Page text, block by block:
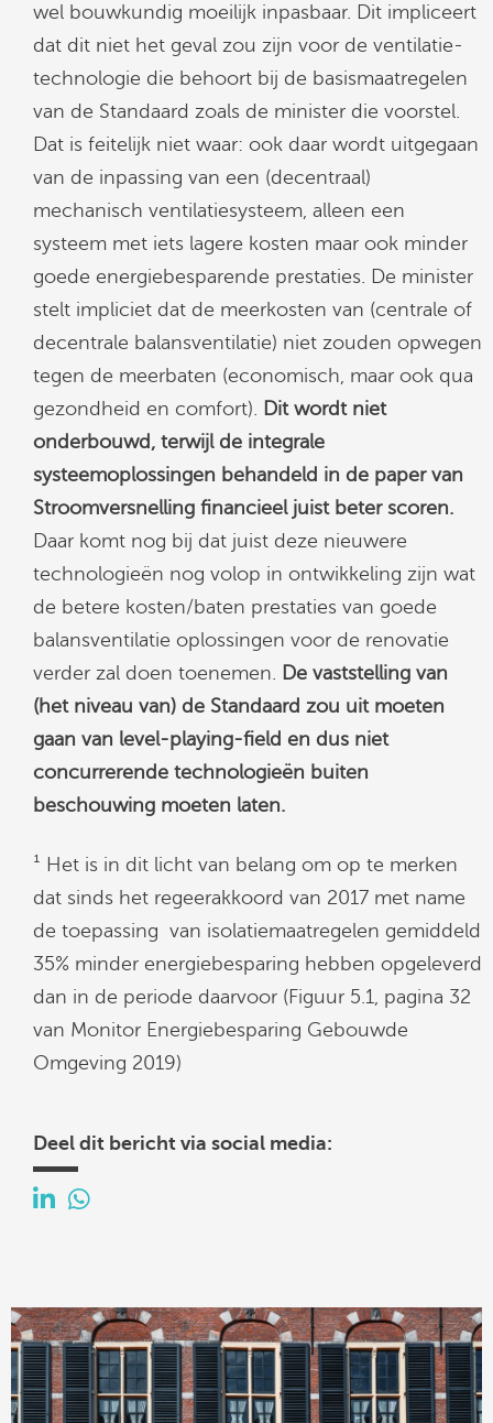
wel bouwkundig moeilijk inpasbaar. Dit impliceert
dat dit niet het geval zou zijn voor de ventilatie-
technologie die behoort bij de basismaatregelen
van de Standaard zoals de minister die voorstel.
Dat is feitelijk niet waar: ook daar wordt uitgegaan
van de inpassing van een (decentraal)
mechanisch ventilatiesysteem, alleen een
systeem met iets lagere kosten maar ook minder
goede energiebesparende prestaties. De minister
stelt impliciet dat de meerkosten van (centrale of
decentrale balansventilatie) niet zouden opwegen
tegen de meerbaten (economisch, maar ook qua
gezondheid en comfort). Dit wordt niet
onderbouwd, terwijl de integrale
systeemoplossingen behandeld in de paper van
Stroomversnelling financieel juist beter scoren.
Daar komt nog bij dat juist deze nieuwere
technologieën nog volop in ontwikkeling zijn wat
de betere kosten/baten prestaties van goede
balansventilatie oplossingen voor de renovatie
verder zal doen toenemen. De vaststelling van
(het niveau van) de Standaard zou uit moeten
gaan van level-playing-field en dus niet
concurrerende technologieën buiten
beschouwing moeten laten.
¹ Het is in dit licht van belang om op te merken
dat sinds het regeerakkoord van 2017 met name
de toepassing van isolatiemaatregelen gemiddeld
35% minder energiebesparing hebben opgeleverd
dan in de periode daarvoor (Figuur 5.1, pagina 32
van Monitor Energiebesparing Gebouwde
Omgeving 2019)
Deel dit bericht via social media: